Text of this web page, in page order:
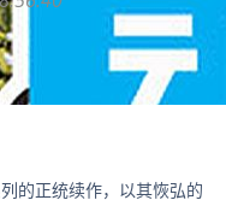
的正统续作，以其恢弘的